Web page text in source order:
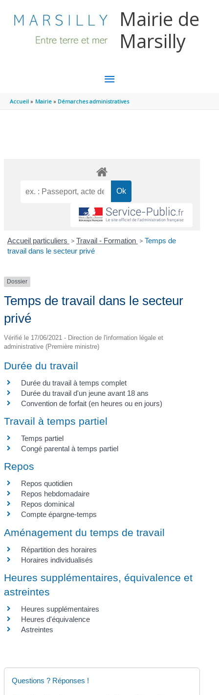
Mairie de
Marsilly
MENU
PRINCIPAL
Accueil Mairie Démarches administratives
Accueil particuliers > Travail - Formation > Temps de
travail dans le secteur privé
Dossier
Temps de travail dans le secteur
privé
Vérifié le 17/06/2021 - Direction de l'information légale et
administrative (Première ministre)
Durée du travail
Durée du travail à temps complet
Durée du travail d'un jeune avant 18 ans
Convention de forfait (en heures ou en jours)
Travail à temps partiel
Temps partiel
Congé parental à temps partiel
Repos
Repos quotidien
Repos hebdomadaire
Repos dominical
Compte épargne-temps
Aménagement du temps de travail
Répartition des horaires
Horaires individualisés
Heures supplémentaires, équivalence et
astreintes
Heures supplémentaires
Heures d'équivalence
Astreintes
Questions ? Réponses !